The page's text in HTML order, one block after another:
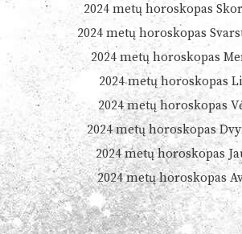
2024 metų horoskopas
2024 metų horoskopas
2024 metų horoskopas
2024 metų horoskopas
2024 metų horoskopas
2024 metų horoskopas
2024 metų horoskopas
2024 metų horoskopas